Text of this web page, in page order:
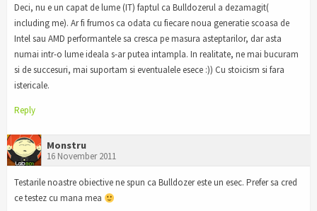
Deci, nu e un capat de lume (IT) faptul ca Bulldozerul a dezamagit(
including me). Ar fi frumos ca odata cu fiecare noua generatie scoasa de
Intel sau AMD performantele sa cresca pe masura asteptarilor, dar asta
numai intr-o lume ideala s-ar putea intampla. In realitate, ne mai bucuram
si de succesuri, mai suportam si eventualele esece :)) Cu stoicism si fara
istericale.
Reply
Monstru
16 November 2011
Testarile noastre obiective ne spun ca Bulldozer este un esec. Prefer sa cred
ce testez cu mana mea